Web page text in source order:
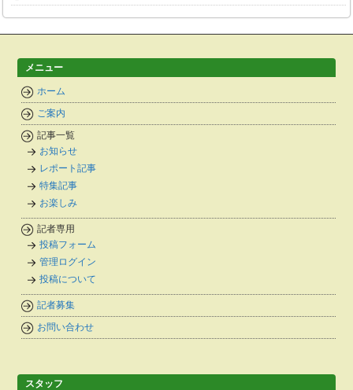
メニュー
ホーム
ご案内
記事一覧
お知らせ
レポート記事
特集記事
お楽しみ
記者専用
投稿フォーム
管理ログイン
投稿について
記者募集
お問い合わせ
スタッフ